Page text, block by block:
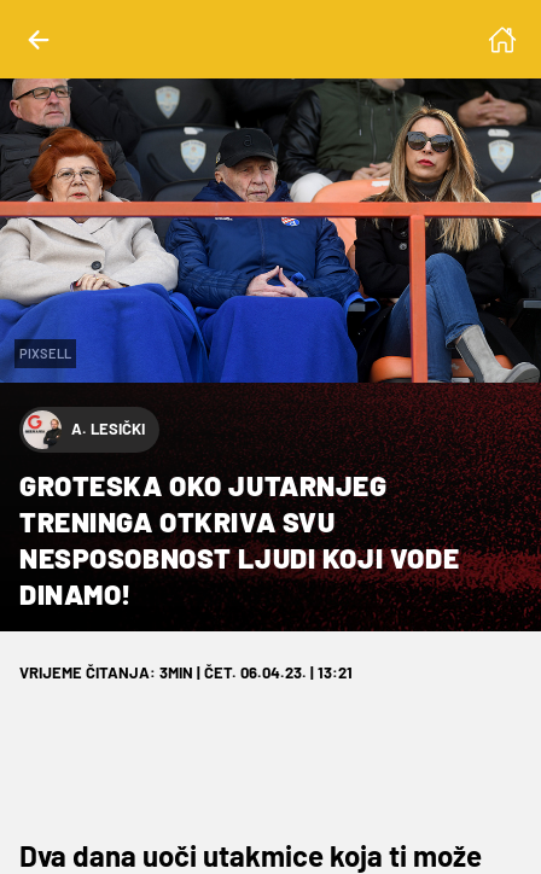
PIXSELL
A. LESIČKI
GROTESKA OKO JUTARNJEG
TRENINGA OTKRIVA SVU
NESPOSOBNOST LJUDI KOJI VODE
DINAMO!
VRIJEME ČITANJA: 3MIN | ČET. 06.04.23. | 13:21
Dva dana uoči utakmice koja ti može